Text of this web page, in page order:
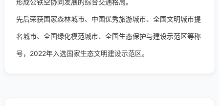
形成公铁空协同发展的综合交通格局。
先后荣获国家森林城市、中国优秀旅游城市、全国文明城市提
名城市、全国绿化模范城市、全国生态保护与建设示范区等称
号，2022年入选国家生态文明建设示范区。